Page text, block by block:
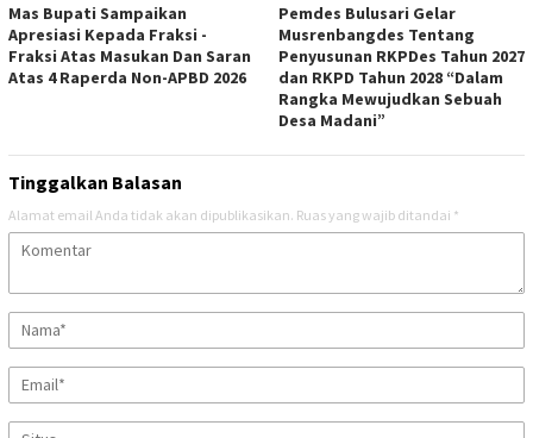
Mas Bupati Sampaikan
Apresiasi Kepada Fraksi -
Fraksi Atas Masukan Dan Saran
Atas 4 Raperda Non-APBD 2026
Pemdes Bulusari Gelar
Musrenbangdes Tentang
Penyusunan RKPDes Tahun 2027
dan RKPD Tahun 2028 “Dalam
Rangka Mewujudkan Sebuah
Desa Madani”
Tinggalkan Balasan
Alamat email Anda tidak akan dipublikasikan. Ruas yang wajib ditandai *